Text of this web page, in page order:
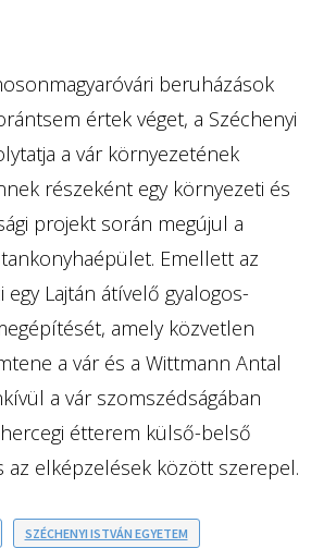
beruházások
értek véget, a Széchenyi
a vár környezetének
részeként egy környezeti és
projekt során megújul a
Emellett az
Lajtán átívelő gyalogos-
amely közvetlen
a vár és a Wittmann Antal
a vár szomszédságában
étterem külső-belső
az elképzelések között szerepel.
SZÉCHENYI ISTVÁN EGYETEM